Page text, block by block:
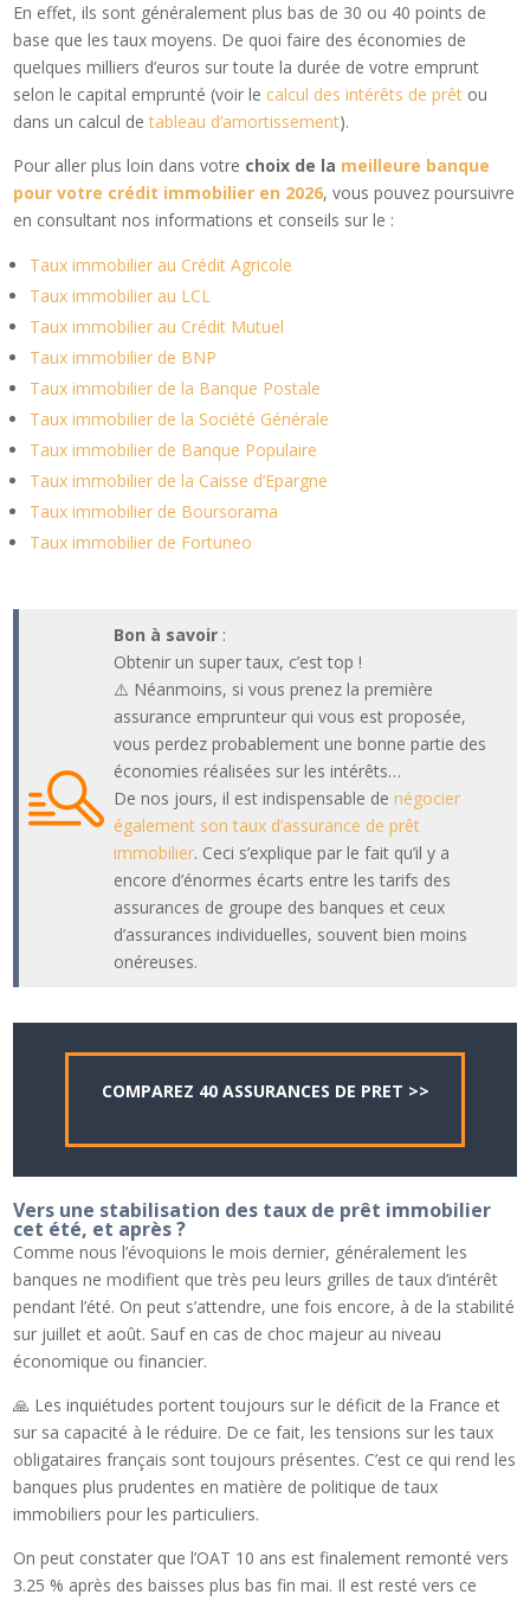
En effet, ils sont généralement plus bas de 30 ou 40 points de
base que les taux moyens. De quoi faire des économies de
quelques milliers d’euros sur toute la durée de votre emprunt
selon le capital emprunté (voir le calcul des intérêts de prêt ou
dans un calcul detableau d’amortissement).
Pour aller plus loin dans votre choix de la meilleure banque
pour votre crédit immobilier en 2026, vous pouvez poursuivre
en consultant nos informations et conseils sur le :
Taux immobilier au Crédit Agricole
Taux immobilier au LCL
Taux immobilier au Crédit Mutuel
Taux immobilier de BNP
Taux immobilier de la Banque Postale
Taux immobilier de la Société Générale
Taux immobilier de Banque Populaire
Taux immobilier de la Caisse d’Epargne
Taux immobilier de Boursorama
Taux immobilier de Fortuneo
Bon à savoir :
Obtenir un super taux, c’est top !
⚠️ Néanmoins, si vous prenez la première
assurance emprunteur qui vous est proposée,
vous perdez probablement une bonne partie des
économies réalisées sur les intérêts…
De nos jours, il est indispensable denégocier
également son taux d’assurance de prêt
immobilier. Ceci s’explique par le fait qu’il y a
encore d’énormes écarts entre les tarifs des
assurances de groupe des banques et ceux
d’assurances individuelles, souvent bien moins
onéreuses.
COMPAREZ 40 ASSURANCES DE PRET >>
Vers une stabilisation des taux de prêt immobilier
cet été, et après ?
Comme nous l’évoquions le mois dernier, généralement les
banques ne modifient que très peu leurs grilles de taux d’intérêt
pendant l’été. On peut s’attendre, une fois encore, à de la stabilité
sur juillet et août. Sauf en cas de choc majeur au niveau
économique ou financier.
🙏 Les inquiétudes portent toujours sur le déficit de la France et
sur sa capacité à le réduire. De ce fait, les tensions sur les taux
obligataires français sont toujours présentes. C’est ce qui rend les
banques plus prudentes en matière de politique de taux
immobiliers pour les particuliers.
On peut constater que l’OAT 10 ans est finalement remonté vers
3.25 % après des baisses plus bas fin mai. Il est resté vers ce